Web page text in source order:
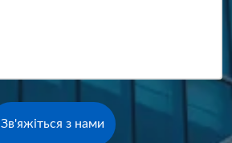
Зв'яжіться з нами